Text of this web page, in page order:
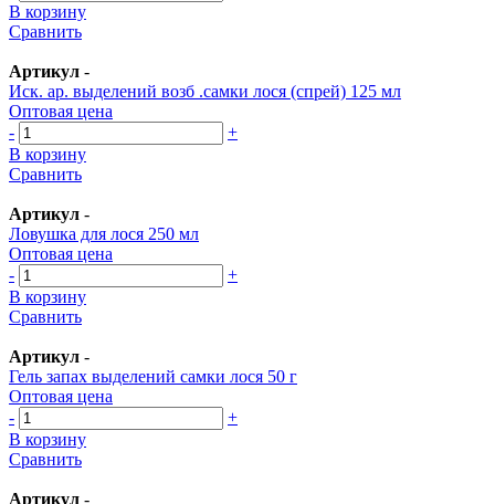
В корзину
Сравнить
Артикул -
Иск. ар. выделений возб .самки лося (спрей) 125 мл
Оптовая цена
-
+
В корзину
Сравнить
Артикул -
Ловушка для лося 250 мл
Оптовая цена
-
+
В корзину
Сравнить
Артикул -
Гель запах выделений самки лося 50 г
Оптовая цена
-
+
В корзину
Сравнить
Артикул -